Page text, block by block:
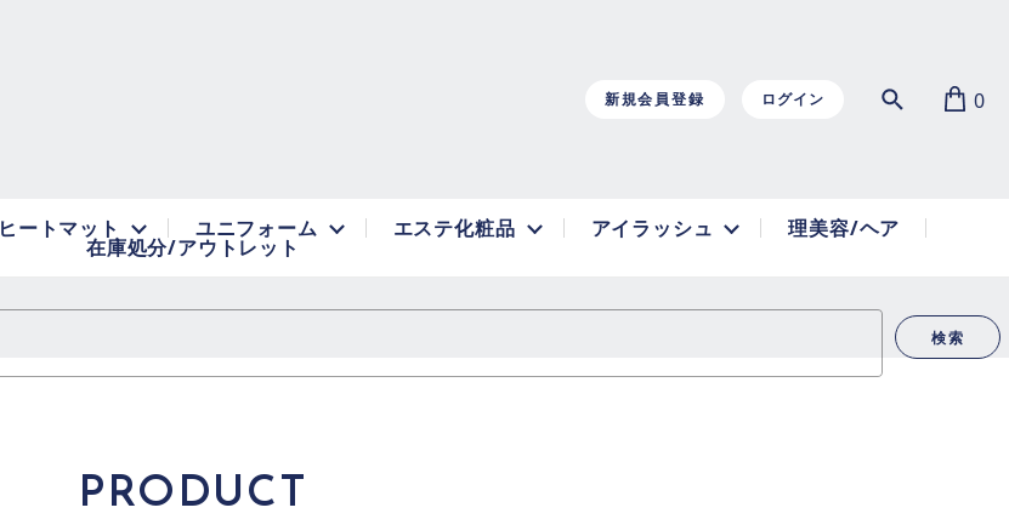
新規会員登録 ログイン 0
ヒートマット ユニフォーム エステ化粧品 アイラッシュ 理美容/ヘア
在庫処分/アウトレット
検索
PRODUCT